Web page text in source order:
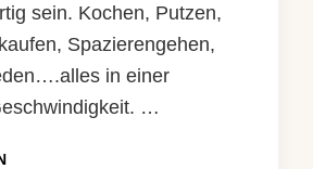
sein. Kochen, Putzen,
Spazierengehen,
in einer
…